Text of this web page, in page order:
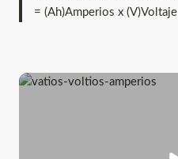
= (Ah)Amperios x (V)Voltaje